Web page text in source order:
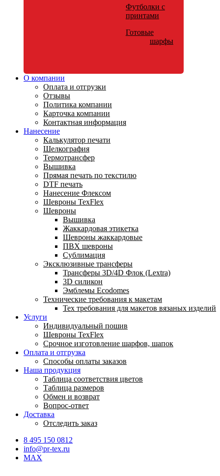
Футболки с
принтами
Готовые
шарфы
О компании
Оплата и отгрузки
Отзывы
Политика компании
Карточка компании
Контактная информация
Нанесение
Калькулятор печати
Шелкография
Термотрансфер
Вышивка
Прямая печать по текстилю
DTF печать
Нанесение Флексом
Шевроны TexFlex
Шевроны
Вышивка
Жаккардовая этикетка
Шевроны жаккардовые
ПВХ шевроны
Сублимация
Эксклюзивные трансферы
Трансферы 3D/4D Флок (Lextra)
3D силикон
Эмблемы Ecodomes
Технические требования к макетам
Тех требования для макетов вязаных изделий
Услуги
Индивидуальный пошив
Шевроны TexFlex
Срочное изготовление шарфов, шапок
Оплата и отгрузка
Способы оплаты заказов
Наша продукция
Таблица соответствия цветов
Таблица размеров
Обмен и возврат
Вопрос-ответ
Доставка
Отследить заказ
8 495 150 0812
info@pr-tex.ru
MAX